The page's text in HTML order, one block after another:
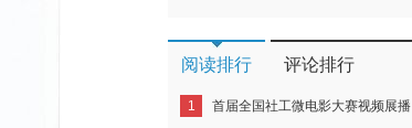
阅读排行 评论排行
1 首届全国社工微电影大赛视频展播